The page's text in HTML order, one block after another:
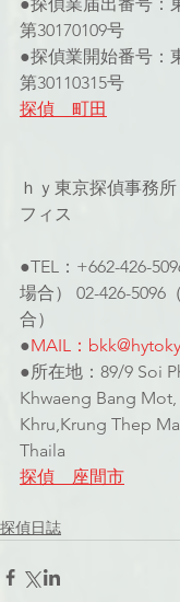
第30170109号
●探偵業開始番号：
第30110315号
探偵　町田
ｈｙ東京探偵事務
フィス
●TEL：+662-426-
場合） 02-426-5096
合）
●MAIL：
●所在地：89/9 Soi
Khwaeng Bang
Khru,Krung Thep
Thaila
探偵　座間市
探偵日誌